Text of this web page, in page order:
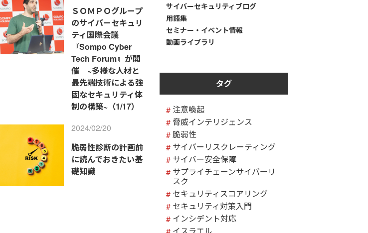
ＳＯＭＰＯグループ
のサイバーセキュリ
ティ国際会議
『Sompo Cyber
Tech Forum』が開
催 ~多様な人材と
最先端技術による強
固なセキュリティ体
制の構築~（1/17）
2024/02/20
脆弱性診断の計画前
に読んでおきたい基
礎知識
サイバーセキュリティブログ
用語集
セミナー・イベント情報
動画ライブラリ
タグ
注意喚起
脅威インテリジェンス
脆弱性
サイバーリスクレーティング
サイバー安全保障
サプライチェーンサイバーリ
スク
セキュリティスコアリング
セキュリティ対策入門
インシデント対応